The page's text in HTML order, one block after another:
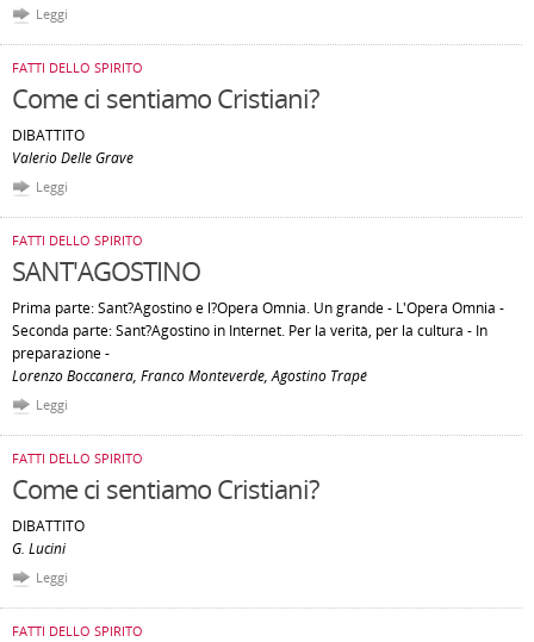
Leggi
FATTI DELLO SPIRITO
Come ci sentiamo Cristiani?
DIBATTITO
Valerio Delle Grave
Leggi
FATTI DELLO SPIRITO
SANT'AGOSTINO
Prima parte: Sant?Agostino e l?Opera Omnia. Un grande - L'Opera Omnia -
Seconda parte: Sant?Agostino in Internet. Per la verità, per la cultura - In
preparazione -
Lorenzo Boccanera, Franco Monteverde, Agostino Trapé
Leggi
FATTI DELLO SPIRITO
Come ci sentiamo Cristiani?
DIBATTITO
G. Lucini
Leggi
FATTI DELLO SPIRITO